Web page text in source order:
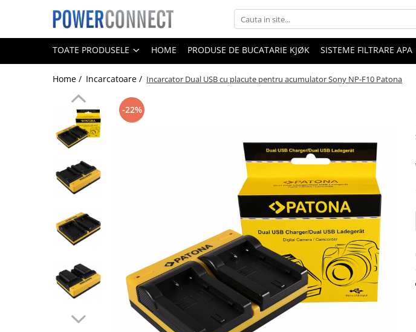
Toate Produsele
Sisteme filtrare apa
Sisteme filtrare apa
Aparate foto
Telefoane mobile
Boxe portabile
POS/Scanere coduri de bare
TOATE PRODUSELE HOME PRODUSE DE BUCATARIE KJØK SISTEME FILTRARE APA
Home / Incarcatoare / Incarcator Dual USB cu placute pentru acumulator Sony NP-F10 Patona
-22%